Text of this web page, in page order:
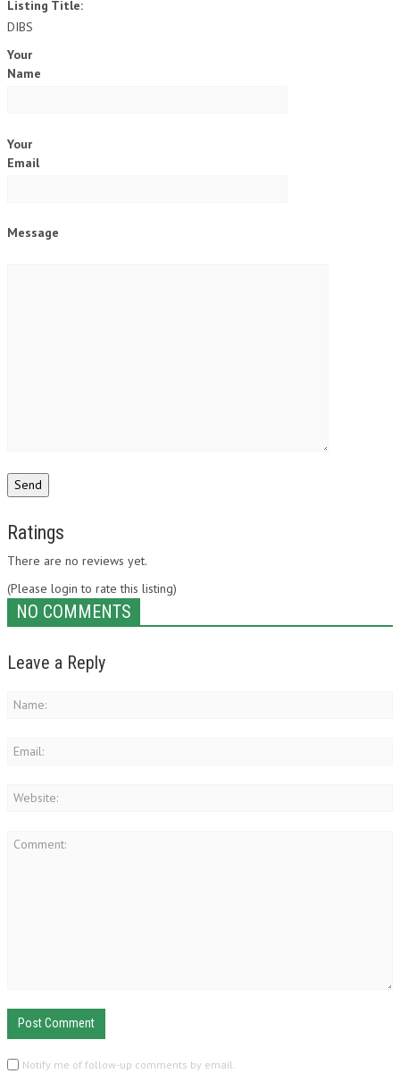
Listing Title:
DIBS
Your
Name
Your
Email
Message
Ratings
There are no reviews yet.
(Please login to rate this listing)
NO COMMENTS
Leave a Reply
Notify me of follow-up comments by email.